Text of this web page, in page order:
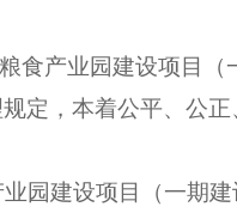
食产业园建设项目（
定，本着公平、公
园建设项目（一期